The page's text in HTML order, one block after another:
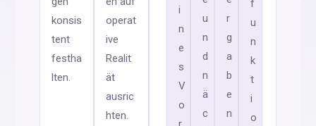
konsis
tent
festha
lten.
operat
ive
Realit
ät
ausric
hten.
i
n
e
s
V
o
u
n
d
n
ä
c
r
g
a
b
e
n
f
u
n
k
t
i
o